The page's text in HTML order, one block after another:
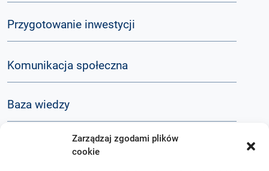
Zarządzaj zgodami plików
cookie
Przygotowanie inwestycji
Komunikacja społeczna
Baza wiedzy